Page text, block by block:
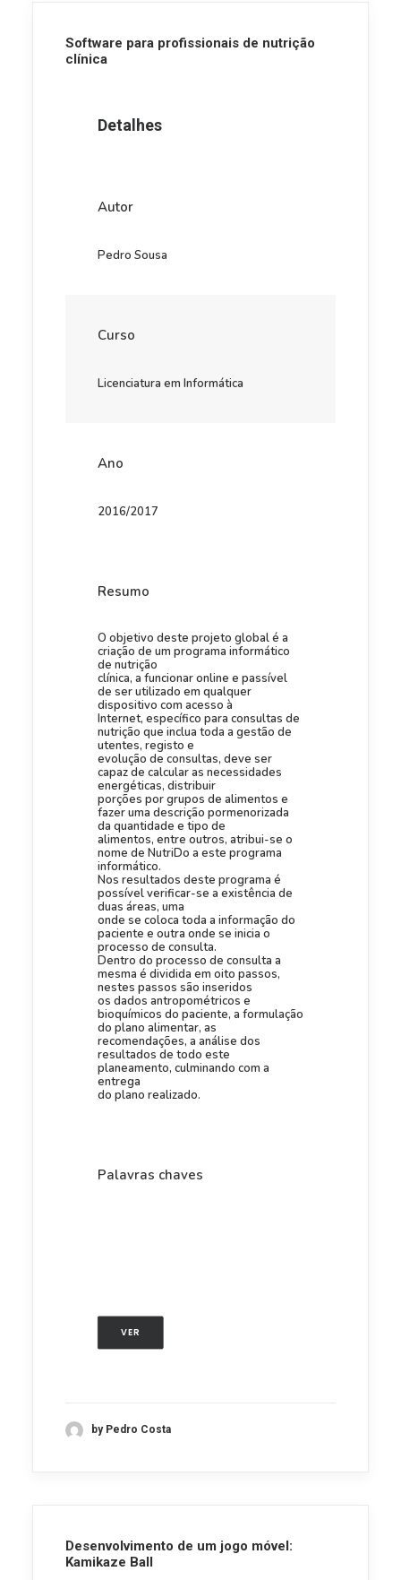
Software para profissionais de nutrição
clínica
Detalhes
Autor
Pedro Sousa
Curso
Licenciatura em Informática
Ano
2016/2017
Resumo
O objetivo deste projeto global é a
criação de um programa informático
de nutrição
clínica, a funcionar online e passível
de ser utilizado em qualquer
dispositivo com acesso à
Internet, específico para consultas de
nutrição que inclua toda a gestão de
utentes, registo e
evolução de consultas, deve ser
capaz de calcular as necessidades
energéticas, distribuir
porções por grupos de alimentos e
fazer uma descrição pormenorizada
da quantidade e tipo de
alimentos, entre outros, atribui-se o
nome de NutriDo a este programa
informático.
Nos resultados deste programa é
possível verificar-se a existência de
duas áreas, uma
onde se coloca toda a informação do
paciente e outra onde se inicia o
processo de consulta.
Dentro do processo de consulta a
mesma é dividida em oito passos,
nestes passos são inseridos
os dados antropométricos e
bioquímicos do paciente, a formulação
do plano alimentar, as
recomendações, a análise dos
resultados de todo este
planeamento, culminando com a
entrega
do plano realizado.
Palavras chaves
VER
by Pedro Costa
Desenvolvimento de um jogo móvel:
Kamikaze Ball